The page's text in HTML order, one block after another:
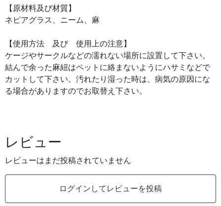
【原材料及び材質】
ネピアグラス、ニーム、麻
【使用方法 及び 使用上の注意】
ケージやサークルなどの濡れない場所に設置して下さい。
結んで余った麻紐はペットに絡まないようにハサミなどで
カットして下さい。汚れたり湿った時は、病気の原因にな
る場合がありますのでお取替え下さい。
レビュー
レビューはまだ投稿されていません
ログインしてレビューを投稿